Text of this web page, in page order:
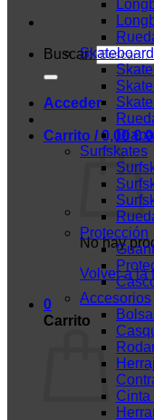
Buscar:
Acceder
Carrito /0,00€ 0
No hay
Volver a la
0
Carrito
Surfskates
Protección
Accesorios
Cinta